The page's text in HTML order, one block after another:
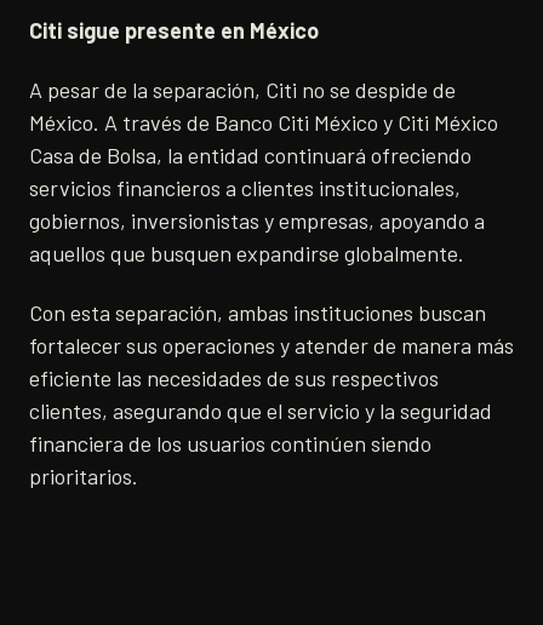
Citi sigue presente en México
A pesar de la separación, Citi no se despide de
México. A través de Banco Citi México y Citi México
Casa de Bolsa, la entidad continuará ofreciendo
servicios financieros a clientes institucionales,
gobiernos, inversionistas y empresas, apoyando a
aquellos que busquen expandirse globalmente.
Con esta separación, ambas instituciones buscan
fortalecer sus operaciones y atender de manera más
eficiente las necesidades de sus respectivos
clientes, asegurando que el servicio y la seguridad
financiera de los usuarios continúen siendo
prioritarios.